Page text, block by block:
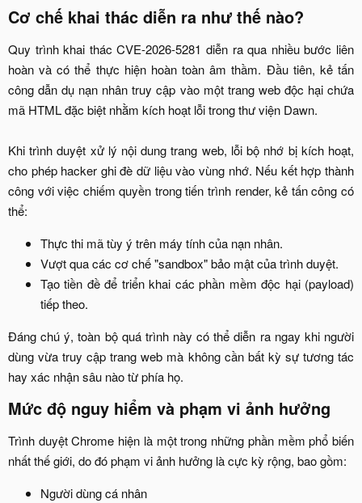
Cơ chế khai thác diễn ra như thế nào?
Quy trình khai thác CVE-2026-5281 diễn ra qua nhiều bước liên
hoàn và có thể thực hiện hoàn toàn âm thầm. Đầu tiên, kẻ tấn
công dẫn dụ nạn nhân truy cập vào một trang web độc hại chứa
mã HTML đặc biệt nhằm kích hoạt lỗi trong thư viện Dawn.
Khi trình duyệt xử lý nội dung trang web, lỗi bộ nhớ bị kích hoạt,
cho phép hacker ghi đè dữ liệu vào vùng nhớ. Nếu kết hợp thành
công với việc chiếm quyền trong tiến trình render, kẻ tấn công có
thể:​
Thực thi mã tùy ý trên máy tính của nạn nhân.​
Vượt qua các cơ chế "sandbox" bảo mật của trình duyệt.​
Tạo tiền đề để triển khai các phần mềm độc hại (payload)
tiếp theo.​
Đáng chú ý, toàn bộ quá trình này có thể diễn ra ngay khi người
dùng vừa truy cập trang web mà không cần bất kỳ sự tương tác
hay xác nhận sâu nào từ phía họ.​
Mức độ nguy hiểm và phạm vi ảnh hưởng
Trình duyệt Chrome hiện là một trong những phần mềm phổ biến
nhất thế giới, do đó phạm vi ảnh hưởng là cực kỳ rộng, bao gồm:​
Người dùng cá nhân​